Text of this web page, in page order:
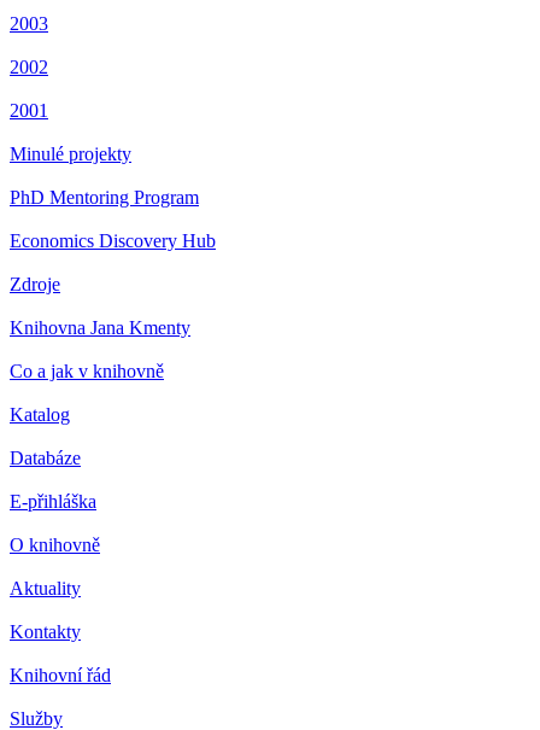
2003
2002
2001
Minulé projekty
PhD Mentoring Program
Economics Discovery Hub
Zdroje
Knihovna Jana Kmenty
Co a jak v knihovně
Katalog
Databáze
E-přihláška
O knihovně
Aktuality
Kontakty
Knihovní řád
Služby